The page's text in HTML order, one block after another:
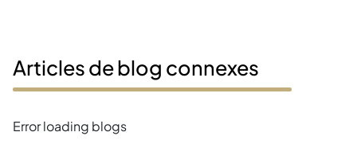
Articles de blog connexes
Error loading blogs